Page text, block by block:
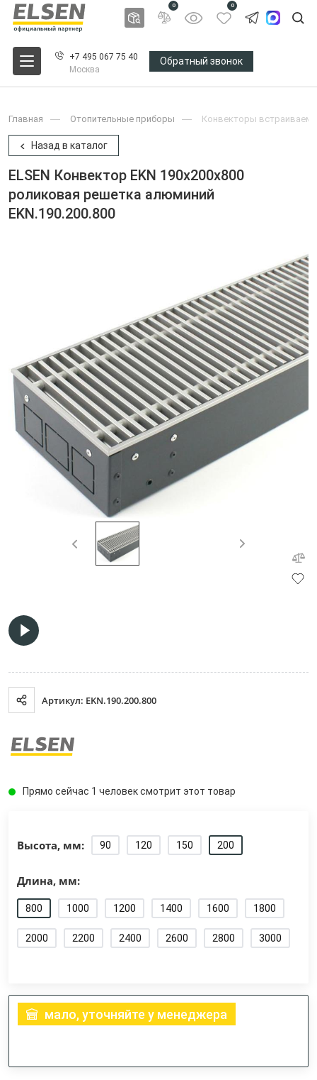
0 0
+7 495 067 75 40
Москва
Обратный звонок
Главная Отопительные приборы Конвекторы
Назад в каталог
ELSEN Конвектор EKN 190x200x800
роликовая решетка алюминий
EKN.190.200.800
Артикул: EKN.190.200.800
Прямо сейчас 1 человек смотрит этот товар
Высота, мм: 90 120 150 200
Длина, мм:
800 1000 1200 1400 1600 1800
2000 2200 2400 2600 2800 3000
мало, уточняйте у менеджера